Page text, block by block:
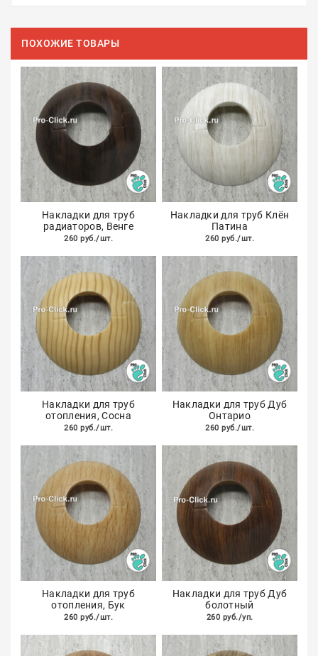
ПОХОЖИЕ ТОВАРЫ
Накладки для труб
радиаторов, Венге
260 руб./шт.
Накладки для труб Клён
Патина
260 руб./шт.
Накладки для труб
отопления, Сосна
260 руб./шт.
Накладки для труб Дуб
Онтарио
260 руб./шт.
Накладки для труб
отопления, Бук
260 руб./шт.
Накладки для труб Дуб
болотный
260 руб./уп.